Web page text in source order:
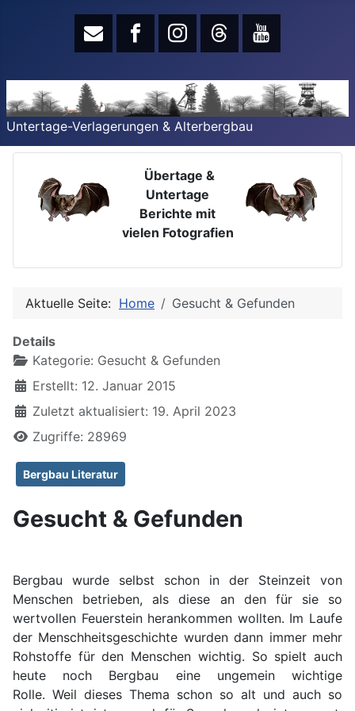
Untertage-Verlagerungen & Alterbergbau
Übertage &
Untertage
Berichte mit
vielen Fotografien
Aktuelle Seite: Home Gesucht & Gefunden
Details
Kategorie: Gesucht & Gefunden
Erstellt: 12. Januar 2015
Zuletzt aktualisiert: 19. April 2023
Zugriffe: 28969
Bergbau Literatur
Gesucht & Gefunden
Bergbau wurde selbst schon in der Steinzeit von
Menschen betrieben, als diese an den für sie so
wertvollen Feuerstein herankommen wollten. Im Laufe
der Menschheitsgeschichte wurden dann immer mehr
Rohstoffe für den Menschen wichtig. So spielt auch
heute noch Bergbau eine ungemein wichtige
Rolle. Weil dieses Thema schon so alt und auch so